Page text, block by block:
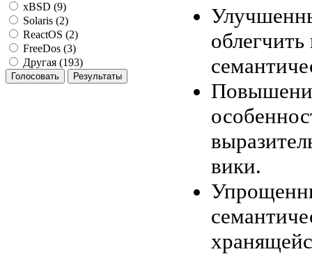
xBSD (9)
Solaris (2)
ReactOS (2)
FreeDos (3)
Другая (193)
вики.